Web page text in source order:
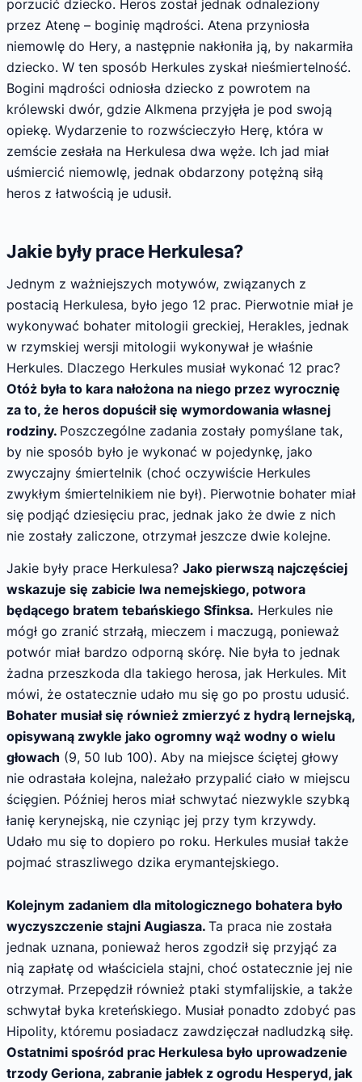
porzucić dziecko. Heros został jednak odnaleziony
przez Atenę – boginię mądrości. Atena przyniosła
niemowlę do Hery, a następnie nakłoniła ją, by nakarmiła
dziecko. W ten sposób Herkules zyskał nieśmiertelność.
Bogini mądrości odniosła dziecko z powrotem na
królewski dwór, gdzie Alkmena przyjęła je pod swoją
opiekę. Wydarzenie to rozwścieczyło Herę, która w
zemście zesłała na Herkulesa dwa węże. Ich jad miał
uśmiercić niemowlę, jednak obdarzony potężną siłą
heros z łatwością je udusił.
Jakie były prace Herkulesa?
Jednym z ważniejszych motywów, związanych z
postacią Herkulesa, było jego 12 prac. Pierwotnie miał je
wykonywać bohater mitologii greckiej, Herakles, jednak
w rzymskiej wersji mitologii wykonywał je właśnie
Herkules. Dlaczego Herkules musiał wykonać 12 prac?
Otóż była to kara nałożona na niego przez wyrocznię
za to, że heros dopuścił się wymordowania własnej
rodziny. Poszczególne zadania zostały pomyślane tak,
by nie sposób było je wykonać w pojedynkę, jako
zwyczajny śmiertelnik (choć oczywiście Herkules
zwykłym śmiertelnikiem nie był). Pierwotnie bohater miał
się podjąć dziesięciu prac, jednak jako że dwie z nich
nie zostały zaliczone, otrzymał jeszcze dwie kolejne.
Jakie były prace Herkulesa? Jako pierwszą najczęściej
wskazuje się zabicie lwa nemejskiego, potwora
będącego bratem tebańskiego Sfinksa. Herkules nie
mógł go zranić strzałą, mieczem i maczugą, ponieważ
potwór miał bardzo odporną skórę. Nie była to jednak
żadna przeszkoda dla takiego herosa, jak Herkules. Mit
mówi, że ostatecznie udało mu się go po prostu udusić.
Bohater musiał się również zmierzyć z hydrą lernejską,
opisywaną zwykle jako ogromny wąż wodny o wielu
głowach (9, 50 lub 100). Aby na miejsce ściętej głowy
nie odrastała kolejna, należało przypalić ciało w miejscu
ścięgien. Później heros miał schwytać niezwykle szybką
łanię kerynejską, nie czyniąc jej przy tym krzywdy.
Udało mu się to dopiero po roku. Herkules musiał także
pojmać straszliwego dzika erymantejskiego.
Kolejnym zadaniem dla mitologicznego bohatera było
wyczyszczenie stajni Augiasza. Ta praca nie została
jednak uznana, ponieważ heros zgodził się przyjąć za
nią zapłatę od właściciela stajni, choć ostatecznie jej nie
otrzymał. Przepędził również ptaki stymfalijskie, a także
schwytał byka kreteńskiego. Musiał ponadto zdobyć pas
Hipolity, któremu posiadacz zawdzięczał nadludzką siłę.
Ostatnimi spośród prac Herkulesa było uprowadzenie
trzody Geriona, zabranie jabłek z ogrodu Hesperyd, jak